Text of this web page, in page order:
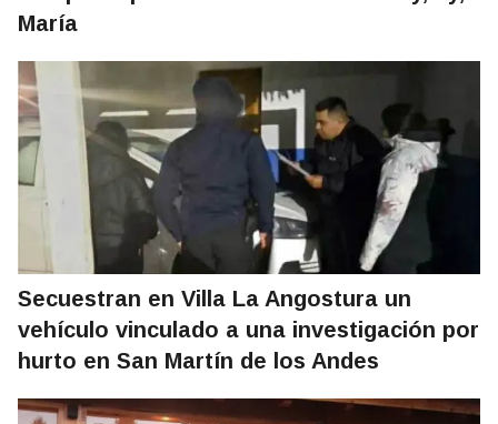
María
Secuestran en Villa La Angostura un
vehículo vinculado a una investigación por
hurto en San Martín de los Andes